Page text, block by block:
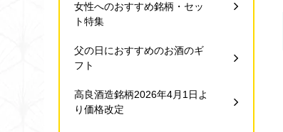
女性へのおすすめ銘柄・セッ
ト特集
父の日におすすめのお酒のギ
フト
高良酒造銘柄2026年4月1日よ
り価格改定